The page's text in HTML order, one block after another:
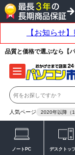
品質と価格で選ぶなら【
人気ページ 2020年以降（
ノートPC デスクトッ